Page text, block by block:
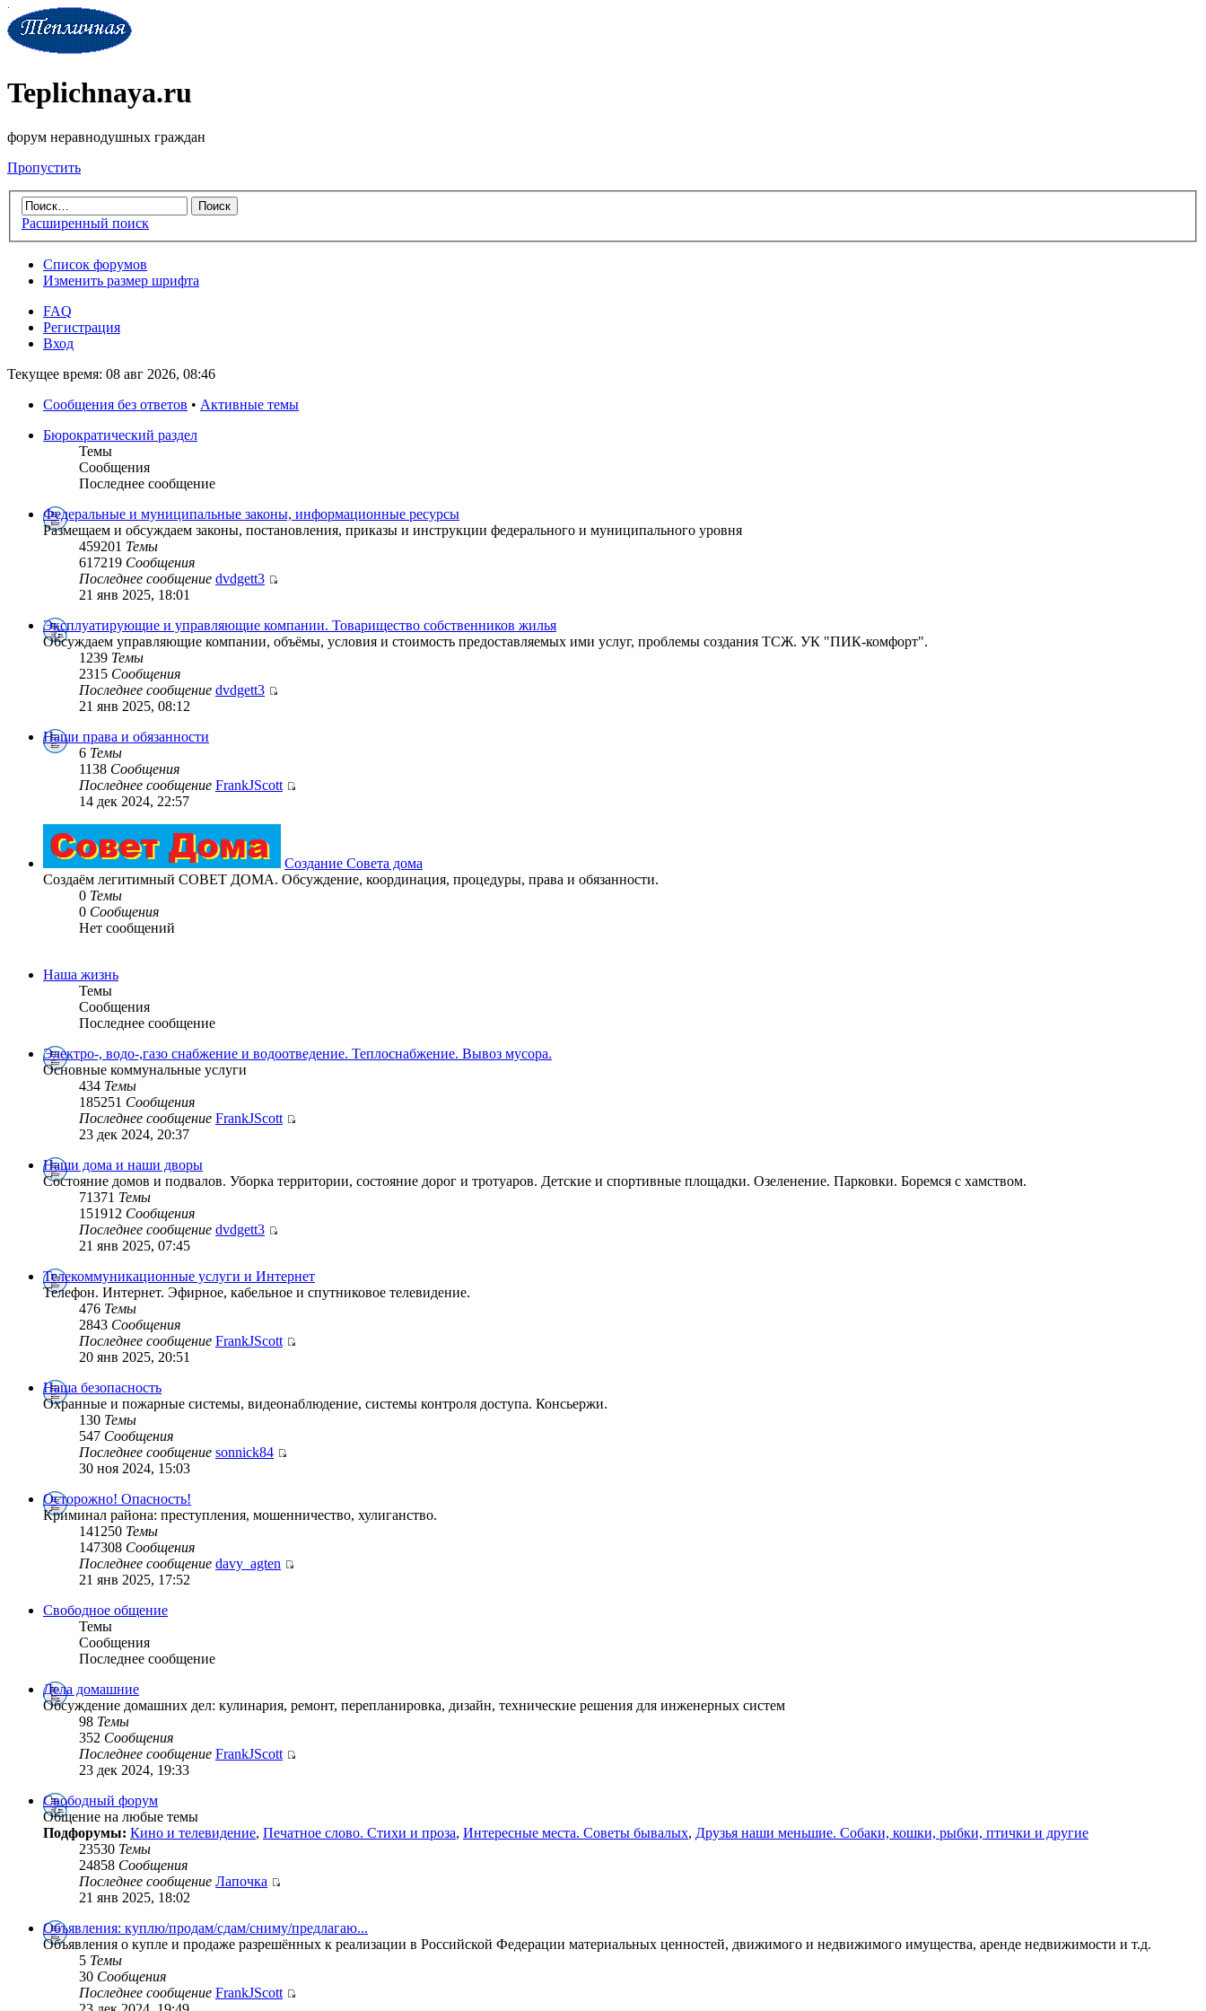
Teplichnaya.ru
форум неравнодушных граждан
Пропустить
Расширенный поиск
Список форумов
Изменить размер шрифта
FAQ
Регистрация
Вход
Текущее время: 08 авг 2026, 08:46
Сообщения без ответов • Активные темы
Бюрократический раздел
Темы
Сообщения
Последнее сообщение
Федеральные и муниципальные законы, информационные ресурсы
Размещаем и обсуждаем законы, постановления, приказы и инструкции федерального и муниципального уровня
459201 Темы
617219 Сообщения
Последнее сообщение dvdgett3
21 янв 2025, 18:01
Эксплуатирующие и управляющие компании. Товарищество собственников жилья
Обсуждаем управляющие компании, объёмы, условия и стоимость предоставляемых ими услуг, проблемы создания ТСЖ. УК "ПИК-комфорт".
1239 Темы
2315 Сообщения
Последнее сообщение dvdgett3
21 янв 2025, 08:12
Наши права и обязанности
6 Темы
1138 Сообщения
Последнее сообщение FrankJScott
14 дек 2024, 22:57
Создание Совета дома
Создаём легитимный СОВЕТ ДОМА. Обсуждение, координация, процедуры, права и обязанности.
0 Темы
0 Сообщения
Нет сообщений
Наша жизнь
Темы
Сообщения
Последнее сообщение
Электро-, водо-,газо снабжение и водоотведение. Теплоснабжение. Вывоз мусора.
Основные коммунальные услуги
434 Темы
185251 Сообщения
Последнее сообщение FrankJScott
23 дек 2024, 20:37
Наши дома и наши дворы
Состояние домов и подвалов. Уборка территории, состояние дорог и тротуаров. Детские и спортивные площадки. Озеленение. Парковки. Боремся с хамством.
71371 Темы
151912 Сообщения
Последнее сообщение dvdgett3
21 янв 2025, 07:45
Телекоммуникационные услуги и Интернет
Телефон. Интернет. Эфирное, кабельное и спутниковое телевидение.
476 Темы
2843 Сообщения
Последнее сообщение FrankJScott
20 янв 2025, 20:51
Наша безопасность
Охранные и пожарные системы, видеонаблюдение, системы контроля доступа. Консьержи.
130 Темы
547 Сообщения
Последнее сообщение sonnick84
30 ноя 2024, 15:03
Осторожно! Опасность!
Криминал района: преступления, мошенничество, хулиганство.
141250 Темы
147308 Сообщения
Последнее сообщение davy_agten
21 янв 2025, 17:52
Свободное общение
Темы
Сообщения
Последнее сообщение
Дела домашние
Обсуждение домашних дел: кулинария, ремонт, перепланировка, дизайн, технические решения для инженерных систем
98 Темы
352 Сообщения
Последнее сообщение FrankJScott
23 дек 2024, 19:33
Свободный форум
Общение на любые темы
Подфорумы: Кино и телевидение, Печатное слово. Стихи и проза, Интересные места. Советы бывалых, Друзья наши меньшие. Собаки, кошки, рыбки, птички и другие
23530 Темы
24858 Сообщения
Последнее сообщение Лапочка
21 янв 2025, 18:02
Объявления: куплю/продам/сдам/сниму/предлагаю...
Объявления о купле и продаже разрешённых к реализации в Российской Федерации материальных ценностей, движимого и недвижимого имущества, аренде недвижимости и т.д.
5 Темы
30 Сообщения
Последнее сообщение FrankJScott